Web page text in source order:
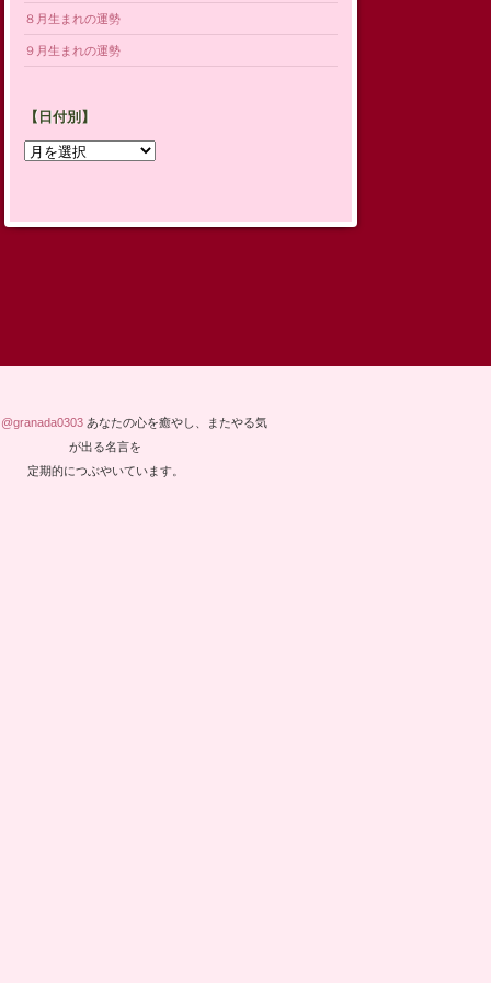
８月生まれの運勢
９月生まれの運勢
【日付別】
【日
あなたの心を癒やし、またやる気
が出る名言を
定期的につぶやいています。